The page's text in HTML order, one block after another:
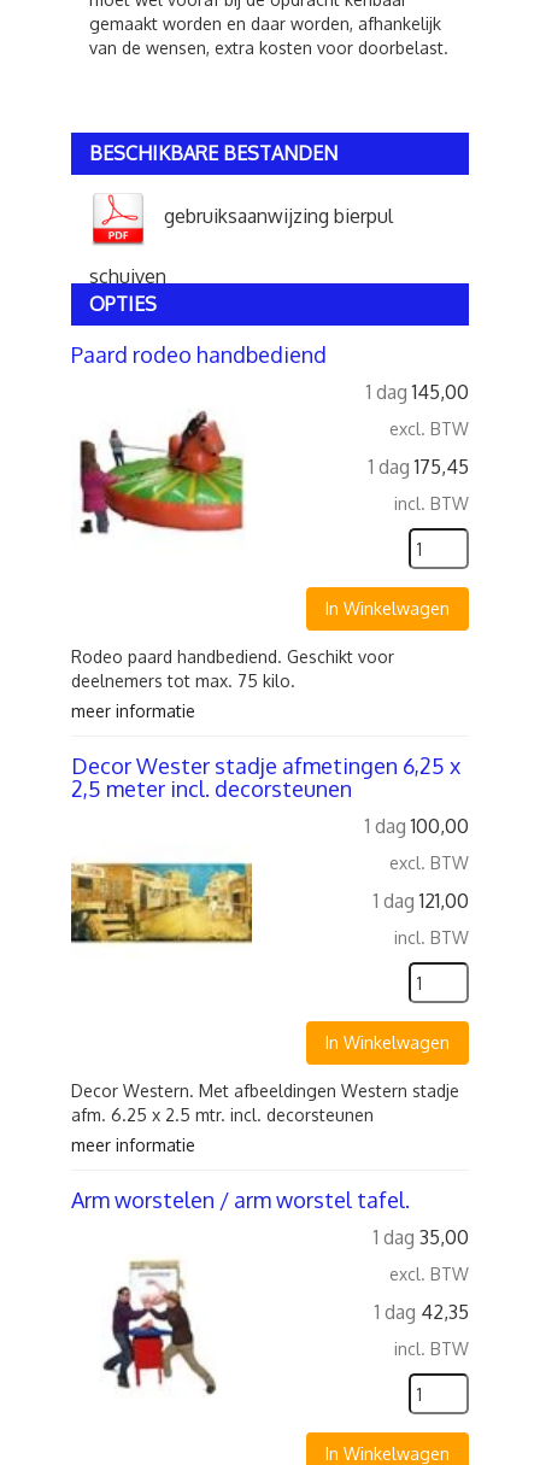
gemaakt worden en daar worden, afhankelijk
van de wensen, extra kosten voor doorbelast.
BESCHIKBARE BESTANDEN
gebruiksaanwijzing bierpul
schuiven
OPTIES
Paard rodeo handbediend
1 dag 145,00
excl. BTW
1 dag 175,45
incl. BTW
In Winkelwagen
Rodeo paard handbediend. Geschikt voor
deelnemers tot max. 75 kilo.
meer informatie
Decor Wester stadje afmetingen 6,25 x
2,5 meter incl. decorsteunen
1 dag 100,00
excl. BTW
1 dag 121,00
incl. BTW
In Winkelwagen
Decor Western. Met afbeeldingen Western stadje
afm. 6.25 x 2.5 mtr. incl. decorsteunen
meer informatie
Arm worstelen / arm worstel tafel.
1 dag 35,00
excl. BTW
1 dag 42,35
incl. BTW
In Winkelwagen